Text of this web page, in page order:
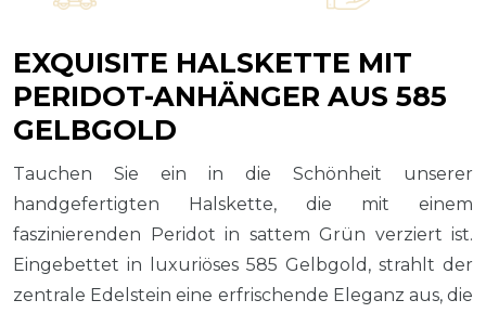
EXQUISITE HALSKETTE MIT
PERIDOT-ANHÄNGER AUS 585
GELBGOLD
Tauchen Sie ein in die Schönheit unserer
handgefertigten Halskette, die mit einem
faszinierenden Peridot in sattem Grün verziert ist.
Eingebettet in luxuriöses 585 Gelbgold, strahlt der
zentrale Edelstein eine erfrischende Eleganz aus, die